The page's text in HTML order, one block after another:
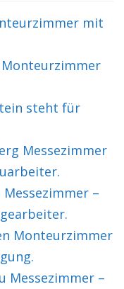
mit
steht für
Messezimmer
–
Monteurzimmer
Messezimmer –